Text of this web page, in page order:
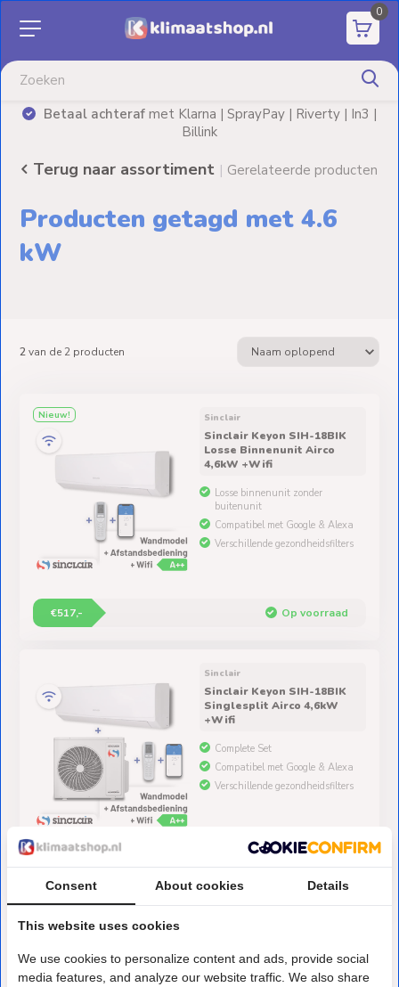
0
Betaal achterafmet Klarna | SprayPay | Riverty | In3 |
Billink
Aanbiedingen
verwarming
Elektrische
Boilers
Terrasverwarming
Ventilators
Spoed- en
Weekendleveringen
Klantenservice
Contact
Terug naar assortiment | Gerelateerde producten
Producten getagd met 4.6
kW
2van de 2 producten
Nieuw! Sinclair
Sinclair Keyon SIH-18BIK
Losse Binnenunit Airco
4,6kW +Wifi
Losse binnenunit zonder
buitenunit
Compatibel met Google & Alexa
Verschillende gezondheidsfilters
€517,- Op voorraad
Sinclair
Sinclair Keyon SIH-18BIK
Singlesplit Airco 4,6kW
+Wifi
Complete Set
Compatibel met Google & Alexa
Verschillende gezondheidsfilters
€1.052,- Op voorraad
Consent About cookies Details
This website uses cookies
We use cookies to personalize content and ads, provide social
media features, and analyze our website traffic. We also share